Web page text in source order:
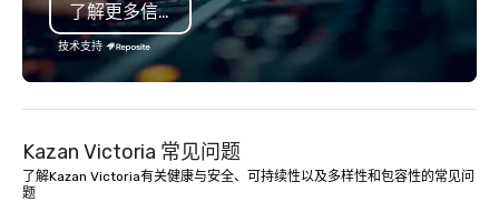
了解更多信息
技术支持
Kazan Victoria 常见问题
了解Kazan Victoria有关健康与安全、可持续性以及多样性和包容性的常见问
题